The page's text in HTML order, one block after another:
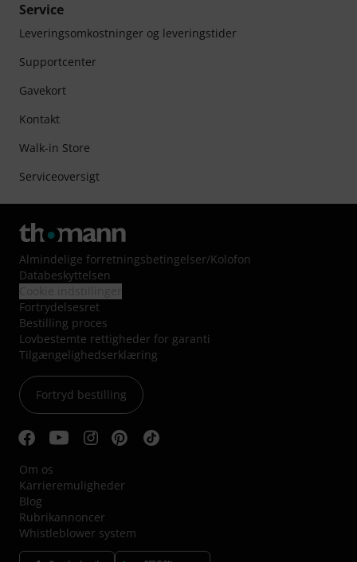
Service
Leveringsomkostninger og leveringstider
Supportcenter
Gavekort
Kontakt
Walk-in Store
Serviceoversigt
Almindelige forretningsbetingelser/Kolofon
Databeskyttelsen
Fortrydelsesret
Bestilling proces
Lovbestemte rettigheder for garanti
Tilgængelighedserklæring
Fortryd bestilling
Om os
Karrieremuligheder
Blog
Rubrikannoncer
Whistleblower system